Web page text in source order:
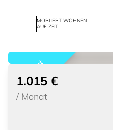
MÖBLIERT WOHNEN
AUF ZEIT
vermietet
1.015 €
/ Monat